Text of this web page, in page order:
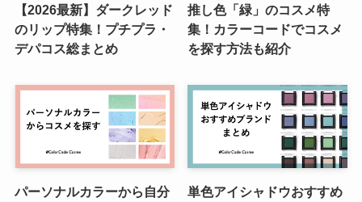
【2026最新】ダークレッド
のリップ特集！プチプラ・
デパコス総まとめ
推し色「緑」のコスメ特
集！カラーコードでコスメ
を探す方法も紹介
パーソナルカラーから自分
単色アイシャドウおすすめ